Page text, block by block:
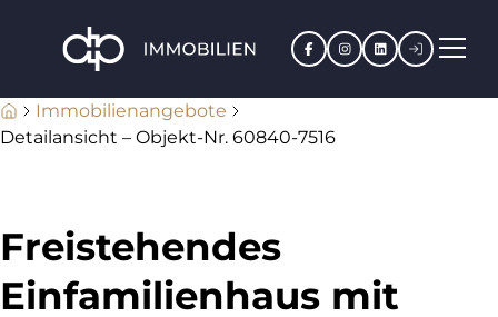
Facebook
Instagram
LinkedIn
Immobilienangebote
Detailansicht – Objekt-Nr. 60840-7516
Freistehendes
Einfamilienhaus mit